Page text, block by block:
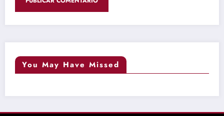
You May Have Missed